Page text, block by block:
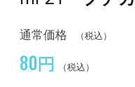
通常価格 （税込）
80円 （税込）